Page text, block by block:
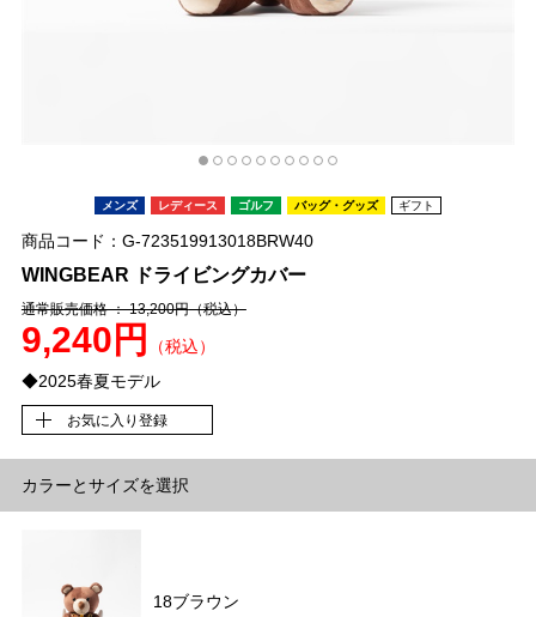
メンズ レディース ゴルフ バッグ・グッズ ギフト
商品コード：G-723519913018BRW40
WINGBEAR ドライビングカバー
通常販売価格 ： 13,200円（税込）
9,240円
（税込）
◆2025春夏モデル
お気に入り登録
カラーとサイズを選択
18ブラウン